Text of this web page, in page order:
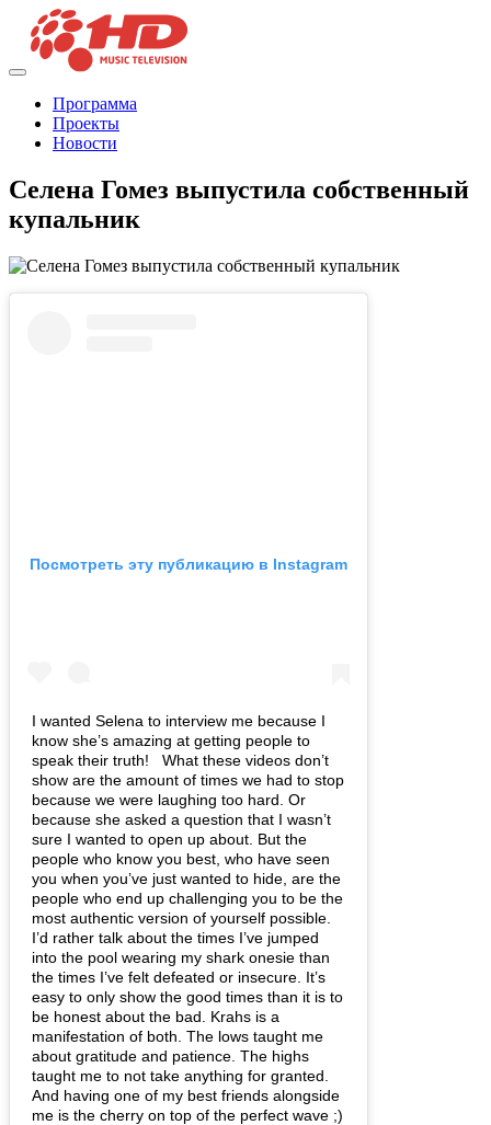
Программа
Проекты
Новости
Селена Гомез выпустила собственный
купальник
Посмотреть эту публикацию в Instagram
I wanted Selena to interview me because I
know she’s amazing at getting people⁣ to
speak their truth! ⁣ ⁣ What these videos don’t
show are the amount of times we had to stop
because we were laughing too hard. Or
because she asked a question that I wasn’t
sure I wanted to open up about. But the
people who know you best, who have seen
you when you’ve just wanted to hide, are the
people who end up challenging you to be the
most authentic version of yourself possible. ⁣ ⁣
I’d rather talk about the times I’ve jumped
into the pool wearing my shark onesie than
the times I’ve felt defeated or insecure. It’s
easy to only show the good times than it is to
be honest about the bad. Krahs is a
manifestation of both. The lows taught me
about gratitude and patience. The highs
taught me to not take anything for granted.
And having one of my best friends alongside
me is the cherry on top of the perfect wave ;)